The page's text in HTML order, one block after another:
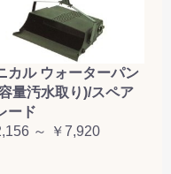
カル ウォーターパン
量汚水取り)/スペア
ード
～ ￥7,920